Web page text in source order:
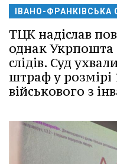
ІВАНО-ФРАНКІВСЬКА
ТЦК надіслав
однак Укрпошта
слідів. Суд
штраф у розмірі
військового з